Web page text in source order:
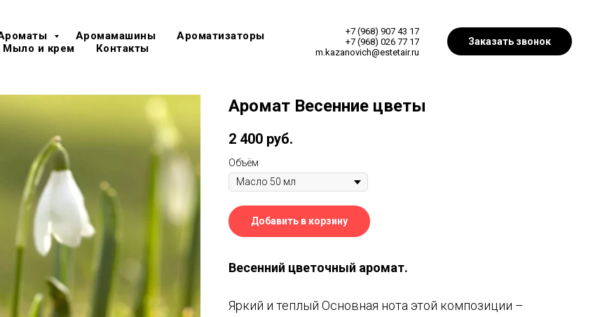
Аромамашины
Ароматизаторы
Мыло и крем
Контакты
+7 (968) 907 43 17
+7 (968) 026 77 17
m.kazanovich@estetair.ru
Заказать звонок
Аромат Весенние цветы
2 400 руб.
Объём
Добавить в корзину
Весенний цветочный аромат.
Яркий и теплый Основная нота этой композиции –